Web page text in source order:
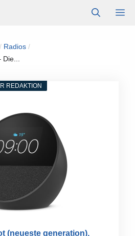
/ Radios /
REDAKTION
(neueste generation),